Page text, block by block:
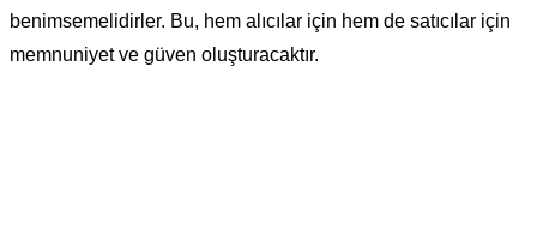
benimsemelidirler. Bu, hem alıcılar için hem de satıcılar için
memnuniyet ve güven oluşturacaktır.